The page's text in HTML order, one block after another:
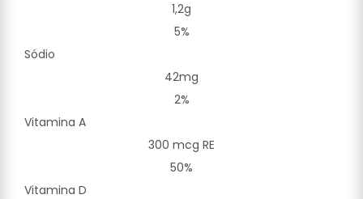
1,2g
5%
Sódio
42mg
2%
Vitamina A
300 mcg RE
50%
Vitamina D